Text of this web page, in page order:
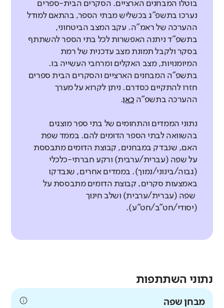
בוטלו המבחנים הארציים. הסקרים הבית-ספרים
נערכו בתשפ"ג בכשליש מבתי הספר, בהתאם למודל
ההערכה של ראמ"ה. עקב המצב הביטחוני,
בתשפ"ד ניתנה האפשרות לכל בתי הספר להשתתף
בסקר ולקבל תמונת מצב עדכנית של רמת
המיומנויות, מצב האקלים ומרחבי העשייה בו.
בתשפ"ה המבחנים הארציים והסקרים הבית ספרים
חזרו להתקיים כסדרם. ניתן לקרוא על מערך
ההערכה בתשפ"ה כאן.
נתוני הממדים והתחומים של בתי ספר מוצגים
בהשוואה לבתי הספר הדומים להם. בממד שפת
האם, שנבדק במבחנים, קבוצת הדומים מתבססת
על שפה (עברית/ערבית) ורקע חברתי-כלכלי
(גבוה/בינוני/נמוך). בממדים אחרים, שנבדקו
באמצעות סקרים, קבוצת הדומים מתבססת על
שפה (עברית/ערבית) ושלב חינוך
(יסודי/חט"ב/חט"ע).
נתוני השתתפות
מבחן שפה